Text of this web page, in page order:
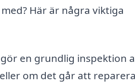
Här är några viktiga
en grundlig inspektion
om det går att